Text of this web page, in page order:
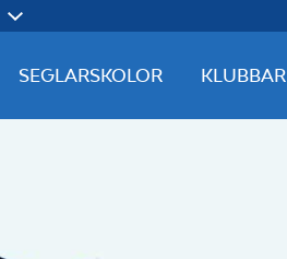
SEGLARSKOLOR KLUBBAR